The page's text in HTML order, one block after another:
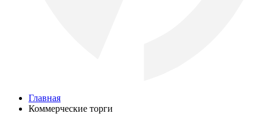
Главная
Коммерческие торги